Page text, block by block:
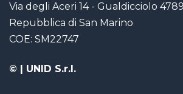
Via degli Aceri 14 - Gualdicciolo
Repubblica di San Marino
COE: SM22747
© | UNID S.r.l.